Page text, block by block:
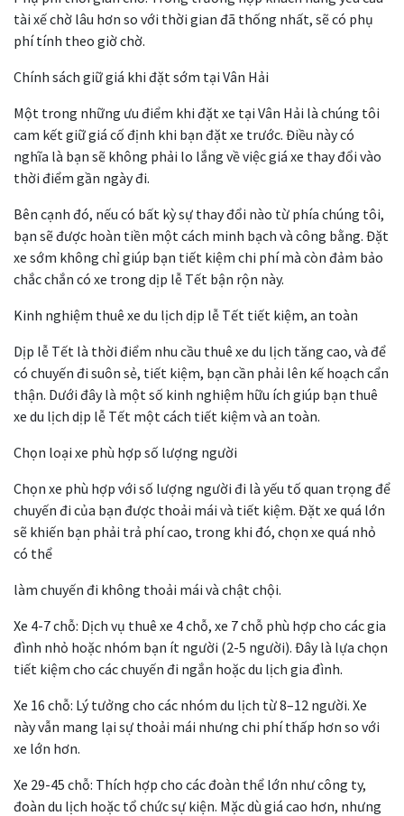
tài xế chờ lâu hơn so với thời gian đã thống nhất, sẽ có phụ
phí tính theo giờ chờ.
Chính sách giữ giá khi đặt sớm tại Vân Hải
Một trong những ưu điểm khi đặt xe tại Vân Hải là chúng tôi
cam kết giữ giá cố định khi bạn đặt xe trước. Điều này có
nghĩa là bạn sẽ không phải lo lắng về việc giá xe thay đổi vào
thời điểm gần ngày đi.
Bên cạnh đó, nếu có bất kỳ sự thay đổi nào từ phía chúng tôi,
bạn sẽ được hoàn tiền một cách minh bạch và công bằng. Đặt
xe sớm không chỉ giúp bạn tiết kiệm chi phí mà còn đảm bảo
chắc chắn có xe trong dịp lễ Tết bận rộn này.
Kinh nghiệm thuê xe du lịch dịp lễ Tết tiết kiệm, an toàn
Dịp lễ Tết là thời điểm nhu cầu thuê xe du lịch tăng cao, và để
có chuyến đi suôn sẻ, tiết kiệm, bạn cần phải lên kế hoạch cẩn
thận. Dưới đây là một số kinh nghiệm hữu ích giúp bạn thuê
xe du lịch dịp lễ Tết một cách tiết kiệm và an toàn.
Chọn loại xe phù hợp số lượng người
Chọn xe phù hợp với số lượng người đi là yếu tố quan trọng để
chuyến đi của bạn được thoải mái và tiết kiệm. Đặt xe quá lớn
sẽ khiến bạn phải trả phí cao, trong khi đó, chọn xe quá nhỏ
có thể
làm chuyến đi không thoải mái và chật chội.
Xe 4-7 chỗ: Dịch vụ thuê xe 4 chỗ, xe 7 chỗ phù hợp cho các gia
đình nhỏ hoặc nhóm bạn ít người (2-5 người). Đây là lựa chọn
tiết kiệm cho các chuyến đi ngắn hoặc du lịch gia đình.
Xe 16 chỗ: Lý tưởng cho các nhóm du lịch từ 8–12 người. Xe
này vẫn mang lại sự thoải mái nhưng chi phí thấp hơn so với
xe lớn hơn.
Xe 29-45 chỗ: Thích hợp cho các đoàn thể lớn như công ty,
đoàn du lịch hoặc tổ chức sự kiện. Mặc dù giá cao hơn, nhưng